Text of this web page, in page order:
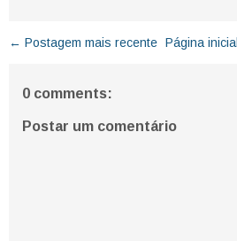
← Postagem mais recente Página inicial
0 comments:
Postar um comentário